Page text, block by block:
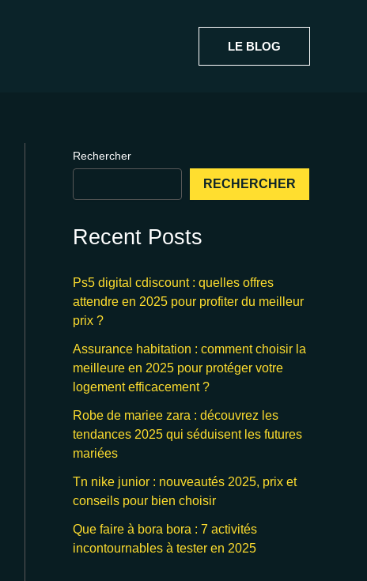
LE BLOG
Rechercher
RECHERCHER
Recent Posts
Ps5 digital cdiscount : quelles offres
attendre en 2025 pour profiter du meilleur
prix ?
Assurance habitation : comment choisir la
meilleure en 2025 pour protéger votre
logement efficacement ?
Robe de mariee zara : découvrez les
tendances 2025 qui séduisent les futures
mariées
Tn nike junior : nouveautés 2025, prix et
conseils pour bien choisir
Que faire à bora bora : 7 activités
incontournables à tester en 2025